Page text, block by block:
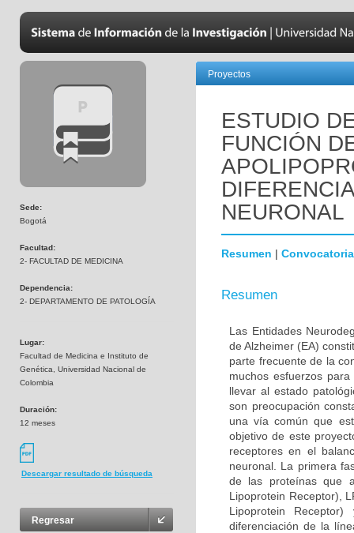
Sede:
Bogotá
Facultad:
2- FACULTAD DE MEDICINA
Dependencia:
2- DEPARTAMENTO DE PATOLOGÍA
Lugar:
Facultad de Medicina e Instituto de
Genética, Universidad Nacional de
Colombia
Duración:
12 meses
Descargar resultado de búsqueda
Regresar
Proyectos
ESTUDIO
FUNCIÓN
NEURONAL
Resumen | Convocatoria
Resumen
Las Entidades
de Alzheimer (EA)
parte frecuente de la
muchos esfuerzos
llevar al estado
son preocupación
una vía común que
objetivo de este
receptores en el
neuronal. La primera
de las proteínas que
Lipoprotein Receptor),
Lipoprotein
diferenciación de la